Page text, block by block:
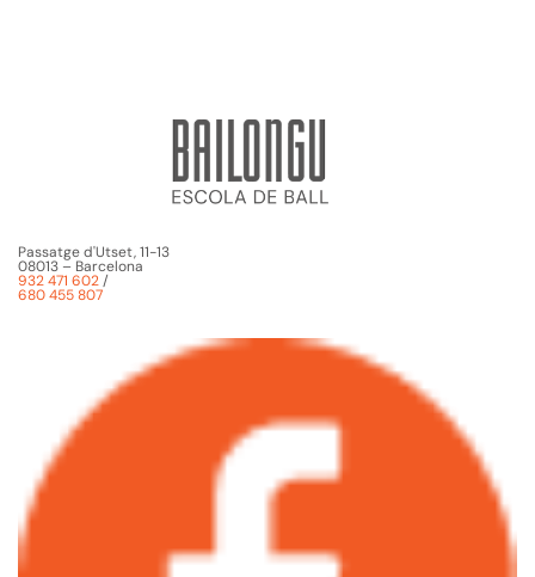
Passatge d'Utset, 11-13
08013 – Barcelona
932 471 602/
680 455 807